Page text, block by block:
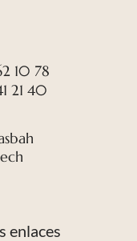
10 78
21 40
enlaces